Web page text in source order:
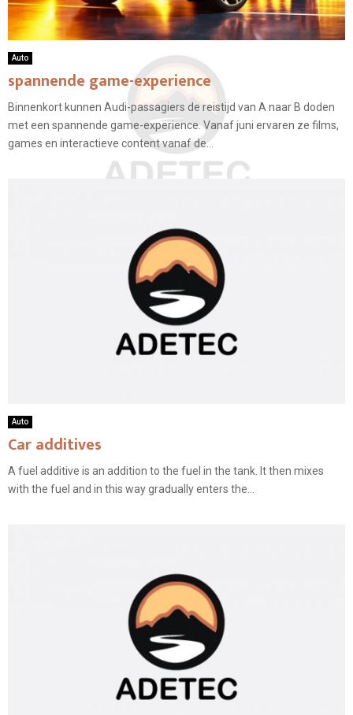
Auto
spannende game-experience
Binnenkort kunnen Audi-passagiers de reistijd van A naar B doden
met een spannende game-experience. Vanaf juni ervaren ze films,
games en interactieve content vanaf de...
Auto
Car additives
A fuel additive is an addition to the fuel in the tank. It then mixes
with the fuel and in this way gradually enters the...